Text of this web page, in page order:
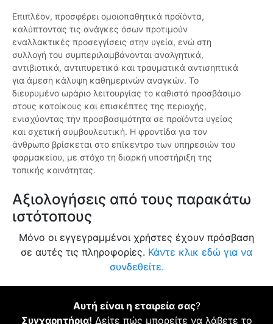
Επιπλέον, προσφέρει ομοιοπαθητικά προϊόντα,
καλύπτοντας τις ανάγκες όσων προτιμούν
εναλλακτικές προσεγγίσεις στην υγεία, ενώ στη
συλλογή του συμπεριλαμβάνονται αναλγητικά,
αντιβιοτικά, αντιπυρετικά και τραυματικά αντισηπτικά
για άμεση κάλυψη καθημερινών αναγκών. Το
διευρυμένο ωράριο λειτουργίας το καθιστά προσβάσιμο
στους κατοίκους και επισκέπτες της περιοχής,
ενισχύοντας την προσβασιμότητα σε προϊόντα υγείας
και σχετική συμβουλευτική. Η φροντίδα για τον
άνθρωπο βρίσκεται στο επίκεντρο των υπηρεσιών του
φαρμακείου, με στόχο τη διαρκή υποστήριξη της
τοπικής κοινότητας.
Αξιολογήσεις από τους παρακάτω
ιστότοπους
Μόνο οι εγγεγραμμένοι χρήστες έχουν πρόσβαση
σε αυτές τις πληροφορίες. Κάντε κλικ εδώ για να
συνδεθείτε.
Αυτή είναι η εταιρεία σας?
Συγχαρητήρια! Δείτε πώς μπορείτε να λάβετε το